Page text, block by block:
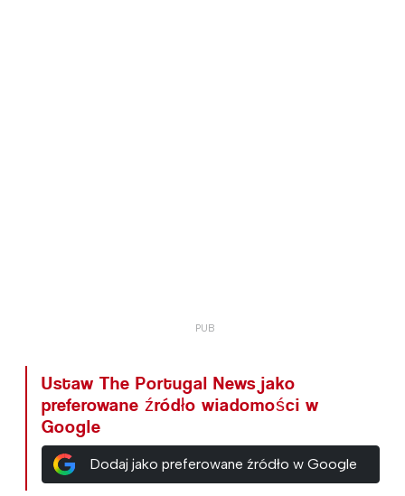
Ustaw The Portugal News jako
preferowane źródło wiadomości w
Google
Dodaj jako preferowane źródło w Google